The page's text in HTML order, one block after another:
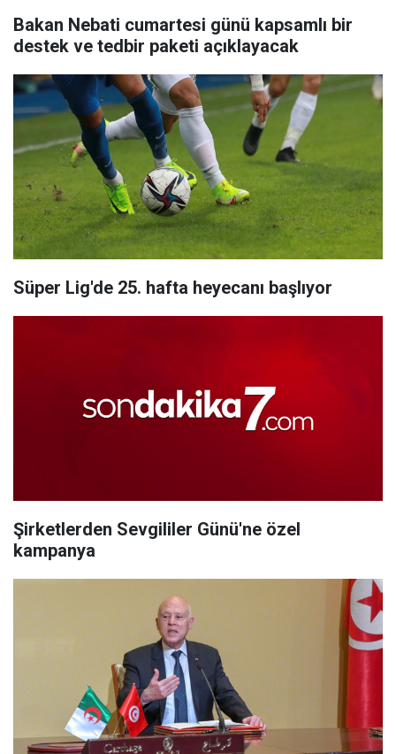
Bakan Nebati cumartesi günü kapsamlı bir
destek ve tedbir paketi açıklayacak
Süper Lig'de 25. hafta heyecanı başlıyor
Şirketlerden Sevgililer Günü'ne özel
kampanya